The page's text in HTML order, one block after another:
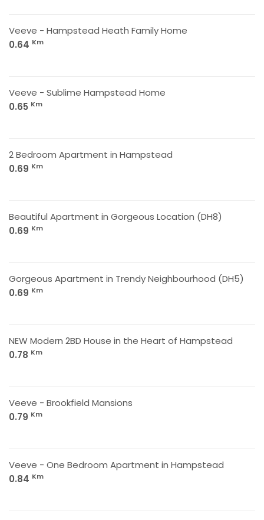
Veeve - Hampstead Heath Family Home
0.64 Km
Veeve - Sublime Hampstead Home
0.65 Km
2 Bedroom Apartment in Hampstead
0.69 Km
Beautiful Apartment in Gorgeous Location (DH8)
0.69 Km
Gorgeous Apartment in Trendy Neighbourhood (DH5)
0.69 Km
NEW Modern 2BD House in the Heart of Hampstead
0.78 Km
Veeve - Brookfield Mansions
0.79 Km
Veeve - One Bedroom Apartment in Hampstead
0.84 Km